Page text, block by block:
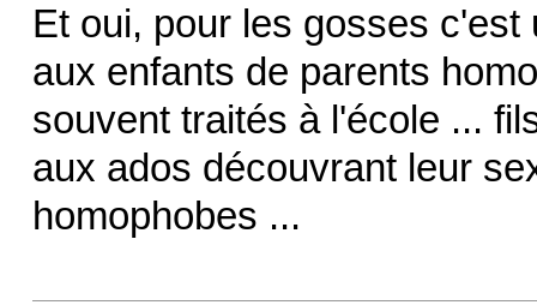
Et oui, pour les gosses
aux enfants de parents
souvent traités à l'école ...
aux ados découvrant leur
homophobes ...